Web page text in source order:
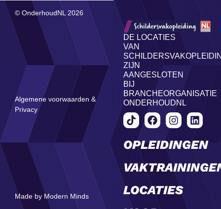
OPLEIDINGEN
LOCATIES
DE LOCATIES
VAN
ZIJN
AANGESLOTEN
BIJ
BRANCHEORGANISATIE
ONDERHOUDNL
© OnderhoudNL 2026
Algemene voorwaarden &
Privacy
Made by Modern Minds